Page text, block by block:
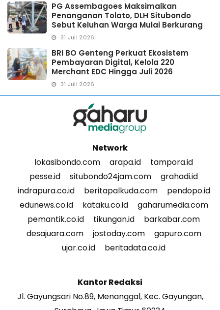
PG Assembagoes Maksimalkan
Penanganan Tolato, DLH Situbondo
Sebut Keluhan Warga Mulai Berkurang
31 Juli 2026
BRI BO Genteng Perkuat Ekosistem
Pembayaran Digital, Kelola 220
Merchant EDC Hingga Juli 2026
31 Juli 2026
Network
lokasibondo.com
arapa.id
tampora.id
pesse.id
situbondo24jam.com
grahadi.id
indrapura.co.id
beritapalkuda.com
pendopo.id
edunews.co.id
kataku.co.id
gaharumedia.com
pemantik.co.id
tikungan.id
barkabar.com
desajuara.com
jostoday.com
gapuro.com
ujar.co.id
beritadata.co.id
Kantor Redaksi
Jl. Gayungsari No.89, Menanggal, Kec. Gayungan,